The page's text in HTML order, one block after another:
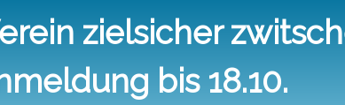
zielsicher
bis 18.10.